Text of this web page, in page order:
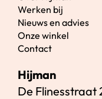
Werken bij
Nieuws en advies
Onze winkel
Contact
Hijman
De Flinesstraat